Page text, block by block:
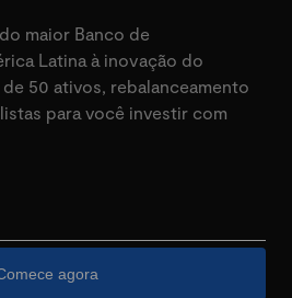
maior Banco de
Latina à inovação do
50 ativos, rebalanceamento
para você investir com
agora